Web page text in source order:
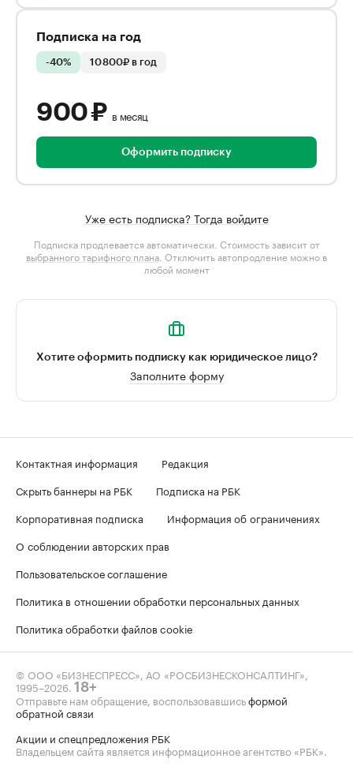
Подписка на год
-40% 10 800₽ в год
900 ₽ в месяц
Оформить подписку
Уже есть подписка? Тогда войдите
Подписка продлевается автоматически. Стоимость зависит от
выбранного тарифного плана . Отключить автопродление можно в
любой момент
Хотите оформить подписку как юридическое лицо?
Заполните форму
Контактная информация
Редакция
Скрыть баннеры на РБК
Подписка на РБК
Корпоративная подписка
Информация об ограничениях
О соблюдении авторских прав
Пользовательское соглашение
Политика в отношении обработки персональных данных
Политика обработки файлов cookie
© ООО «БИЗНЕСПРЕСС», АО «РОСБИЗНЕСКОНСАЛТИНГ»,
1995–2026. 18+
Отправьте нам обращение, воспользовавшисьформой
обратной связи
Акции и спецпредложения РБК
Владельцем сайта является информационное агентство «РБК».